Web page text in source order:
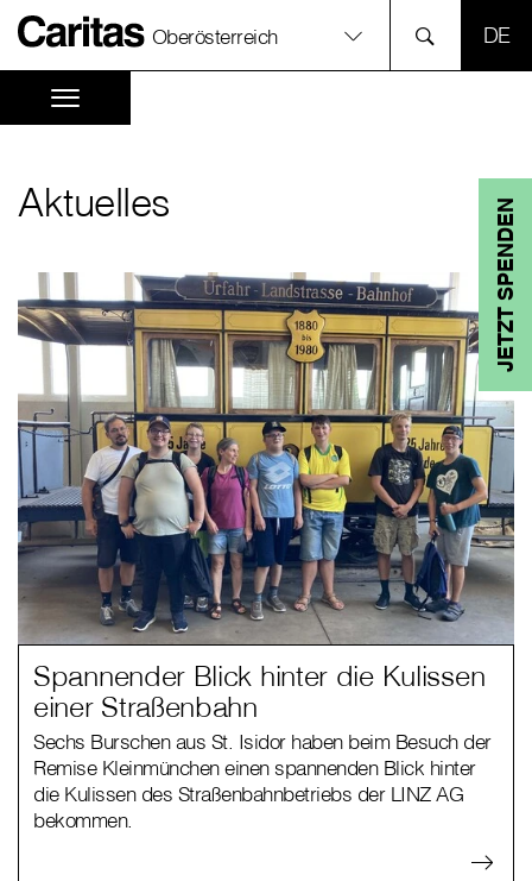
Oberösterreich
JETZT SPENDEN
Aktuelles
Spannender Blick hinter die Kulissen
einer Straßenbahn
Sechs Burschen aus St. Isidor haben beim Besuch der
Remise Kleinmünchen einen spannenden Blick hinter
die Kulissen des Straßenbahnbetriebs der LINZ AG
bekommen.